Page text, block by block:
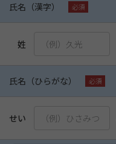
氏名（漢字）
姓
氏名（ひらがな）
せい